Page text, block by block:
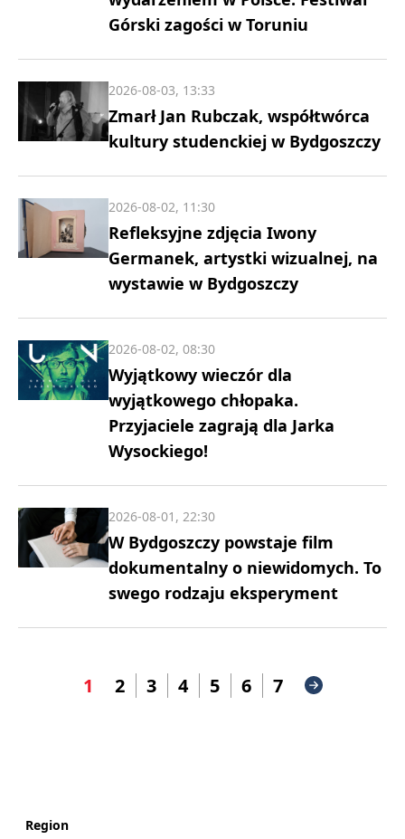
Górski zagości w Toruniu
Zmarł Jan Rubczak, współtwórca
kultury studenckiej w Bydgoszczy
2026-08-03, 13:33
Refleksyjne zdjęcia Iwony
Germanek, artystki wizualnej, na
wystawie w Bydgoszczy
2026-08-02, 11:30
Wyjątkowy wieczór dla
wyjątkowego chłopaka.
Przyjaciele zagrają dla Jarka
Wysockiego!
2026-08-02, 08:30
W Bydgoszczy powstaje film
dokumentalny o niewidomych. To
swego rodzaju eksperyment
2026-08-01, 22:30
1 2 3 4 5 6 7
Region